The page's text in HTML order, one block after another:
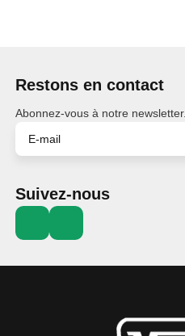
Restons en contact
Abonnez-vous à notre newsletter.
Suivez-nous